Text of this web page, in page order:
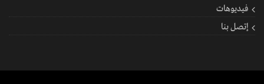
فيديوهات
إتصل بنا